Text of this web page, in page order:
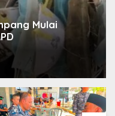
Mulai